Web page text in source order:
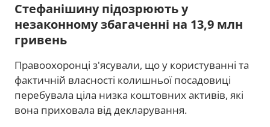
Стефанішину підозрюють у
незаконному збагаченні на 13,9 млн
гривень
Правоохоронці з'ясували, що у користуванні та
фактичній власності колишньої посадовиці
перебувала ціла низка коштовних активів, які
вона приховала від декларування.